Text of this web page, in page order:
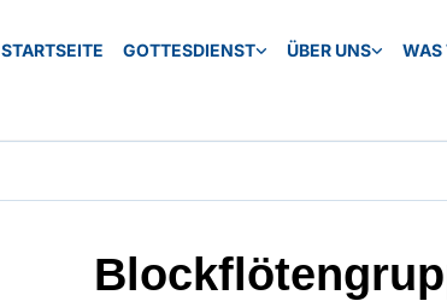
STARTSEITE GOTTESDIENST ÜBER UNS